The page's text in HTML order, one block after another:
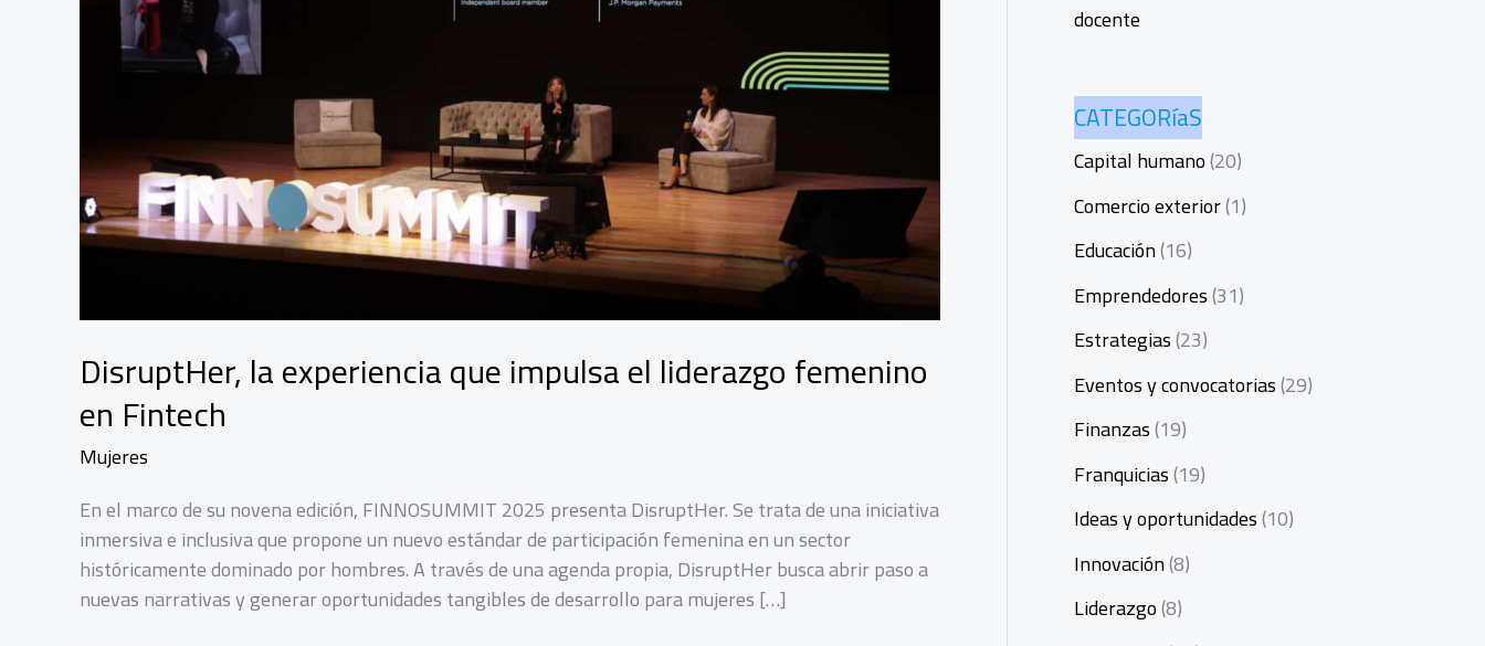
DisruptHer, la experiencia que impulsa el liderazgo femenino
en Fintech
Mujeres
En el marco de su novena edición, FINNOSUMMIT 2025 presenta DisruptHer. Se trata de una iniciativa
inmersiva e inclusiva que propone un nuevo estándar de participación femenina en un sector
históricamente dominado por hombres. A través de una agenda propia, DisruptHer busca abrir paso a
nuevas narrativas y generar oportunidades tangibles de desarrollo para mujeres […]
docente
CATEGORíaS
Capital humano(20)
Comercio exterior(1)
Educación(16)
Emprendedores(31)
Estrategias(23)
Eventos y convocatorias(29)
Finanzas(19)
Franquicias(19)
Ideas y oportunidades(10)
Innovación(8)
Liderazgo(8)